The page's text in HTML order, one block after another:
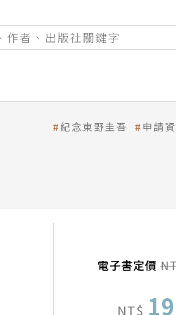
紀念東野圭吾 申請
電子書定價
NT$